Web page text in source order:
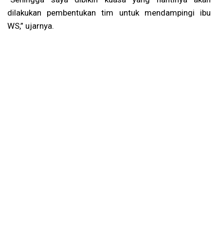
dilakukan pembentukan tim untuk mendampingi ibu
WS,” ujarnya.